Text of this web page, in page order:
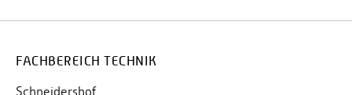
FACHBEREICH TECHNIK
Schneidershof